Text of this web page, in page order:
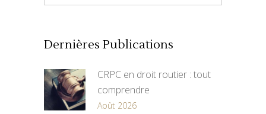
Dernières Publications
CRPC en droit routier : tout
comprendre
Août 2026